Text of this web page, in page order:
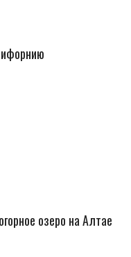
озеро на Алтае